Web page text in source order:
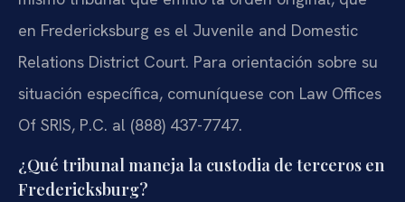
en Fredericksburg es el Juvenile and Domestic
Relations District Court. Para orientación sobre su
situación específica, comuníquese con Law Offices
Of SRIS, P.C. al (888) 437-7747.
¿Qué tribunal maneja la custodia de terceros en
Fredericksburg?